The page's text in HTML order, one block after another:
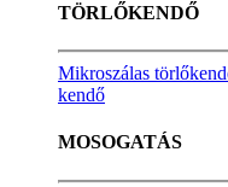
TÖRLŐKENDŐ
Mikroszálas
kendő
MOSOGATÁS